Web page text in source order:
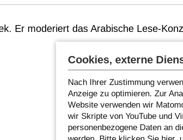
Er moderiert das Arabische Lese-
Cookies, externe
Nach Ihrer Zustimmung
Anzeige zu optimieren. Zur
Website verwenden wir
wir Skripte von YouTube und
personenbezogene Daten an